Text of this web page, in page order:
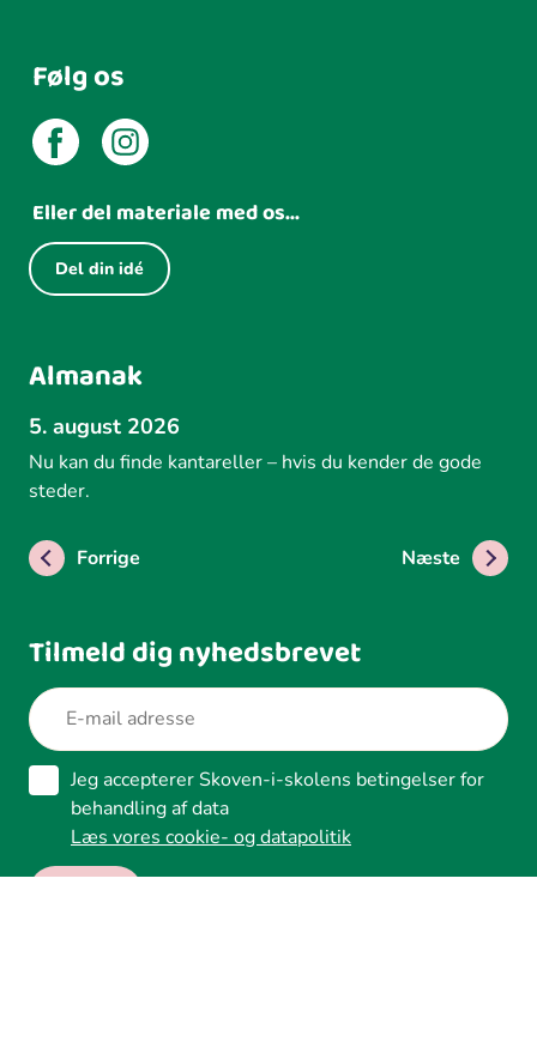
Følg os
Eller del materiale med os...
Del din idé
Almanak
5. august 2026
Nu kan du finde kantareller – hvis du kender de gode
steder.
Forrige Næste
Tilmeld dig nyhedsbrevet
Jeg accepterer Skoven-i-skolens betingelser for
behandling af data
Læs vores cookie- og datapolitik